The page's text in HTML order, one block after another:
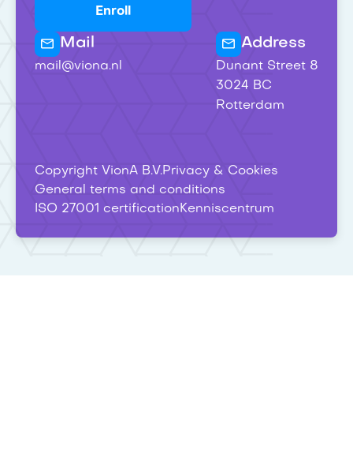
Mail
mail@viona.nl
Address
Dunant Street 8
3024 BC
Rotterdam
Copyright VionA B.V.Privacy & Cookies
General terms and conditions
ISO 27001 certificationKenniscentrum